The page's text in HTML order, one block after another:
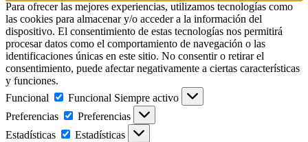
Para ofrecer las mejores experiencias, utilizamos tecnologías como
las cookies para almacenar y/o acceder a la información del
dispositivo. El consentimiento de estas tecnologías nos permitirá
procesar datos como el comportamiento de navegación o las
identificaciones únicas en este sitio. No consentir o retirar el
consentimiento, puede afectar negativamente a ciertas características
y funciones.
Funcional
Funcional Siempre activo
Preferencias
Preferencias
Estadísticas
Estadísticas